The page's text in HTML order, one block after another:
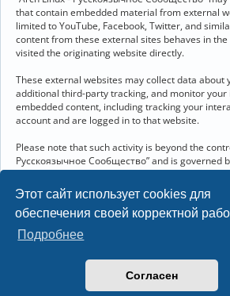
Этот сайт использует cookies для
обеспечения своей корректной
Подробнее
Согласен
that contain embedded material from external
limited to YouTube, Facebook, Twitter, and
content from these external sites behaves in
visited the originating website directly.
These external websites may collect data about
additional third-party tracking, and monitor
embedded content, including tracking your
account and are logged in to that website.
Please note that such activity is beyond the
Русскоязычное Сообщество” and is governed
and terms of service of the respective external
you to review the privacy and cookie policies of
you interact with through embedded content.
Linux 6.18.40-1-lts x86_64 GNU/Linux 2026-07-
Название и логотип Arch Linux ™ являются
Linux ® — зарегистрированная торговая